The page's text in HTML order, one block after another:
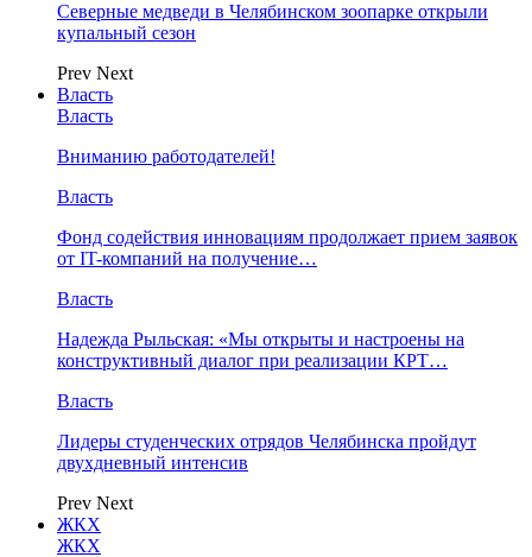
Северные медведи в Челябинском зоопарке открыли
купальный сезон
Prev Next
Власть
Власть
Вниманию работодателей!
Власть
Фонд содействия инновациям продолжает прием заявок
от IT-компаний на получение…
Власть
Надежда Рыльская: «Мы открыты и настроены на
конструктивный диалог при реализации КРТ…
Власть
Лидеры студенческих отрядов Челябинска пройдут
двухдневный интенсив
Prev Next
ЖКХ
ЖКХ